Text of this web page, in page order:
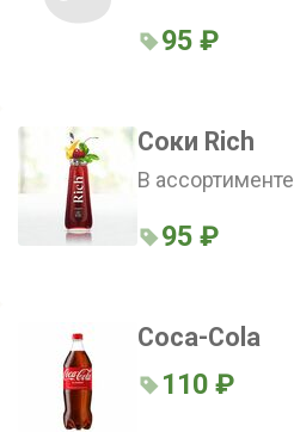
95 ₽
Соки Rich
В ассортименте
95 ₽
Coca-Cola
110 ₽